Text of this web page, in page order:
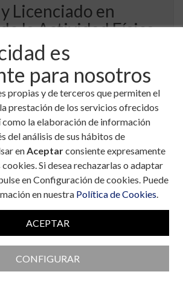
es
para nosotros
propias y de terceros que permiten el
prestación de los servicios ofrecidos
como la elaboración de información
del análisis de sus hábitos de
enAceptarconsiente expresamente
Si desea rechazarlas o adaptar
en Configuración de cookies. Puede
en nuestra Política de Cookies.
ACEPTAR
CONFIGURAR
Licenciado en
la Actividad Física
deporte.
Personas con Diabetes
2005
de ser licenciado en Ciencias de
y el Deporte, es Técnico Superior
.
física y entrenador de
Y colabora también comoTécnico
Andaluza de Triatlón.
y su gran experiencia le han
relacionados con